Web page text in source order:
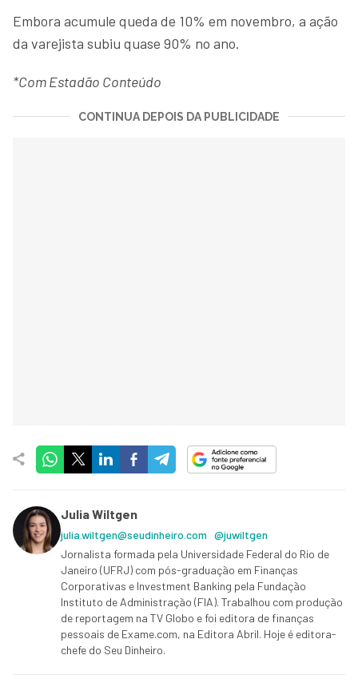
Embora acumule queda de 10% em novembro, a ação
da varejista subiu quase 90% no ano.
*Com Estadão Conteúdo
CONTINUA DEPOIS DA PUBLICIDADE
Julia Wiltgen
julia.wiltgen@seudinheiro.com @juwiltgen
Jornalista formada pela Universidade Federal do Rio de
Janeiro (UFRJ) com pós-graduação em Finanças
Corporativas e Investment Banking pela Fundação
Instituto de Administração (FIA). Trabalhou com produção
de reportagem na TV Globo e foi editora de finanças
pessoais de Exame.com, na Editora Abril. Hoje é editora-
chefe do Seu Dinheiro.